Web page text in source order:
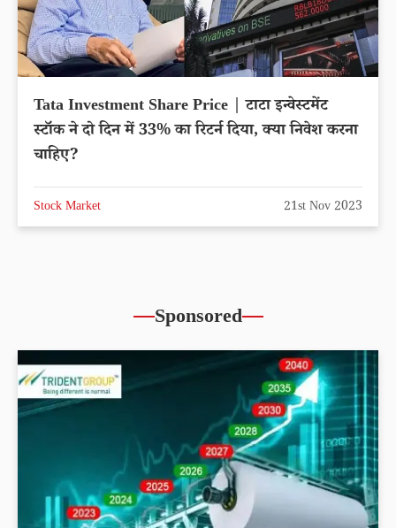
Tata Investment Share Price | टाटा इन्वेस्टमेंट
स्टॉक ने दो दिन में 33% का रिटर्न दिया, क्या निवेश करना
चाहिए?
Stock Market 21st Nov 2023
Sponsored